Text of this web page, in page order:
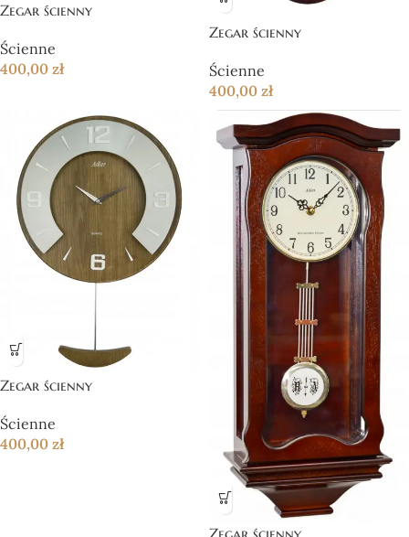
Zegar ścienny
Ścienne
400,00 zł
Zegar ścienny
Ścienne
400,00 zł
Zegar ścienny
Ścienne
400,00 zł
Zegar ścienny